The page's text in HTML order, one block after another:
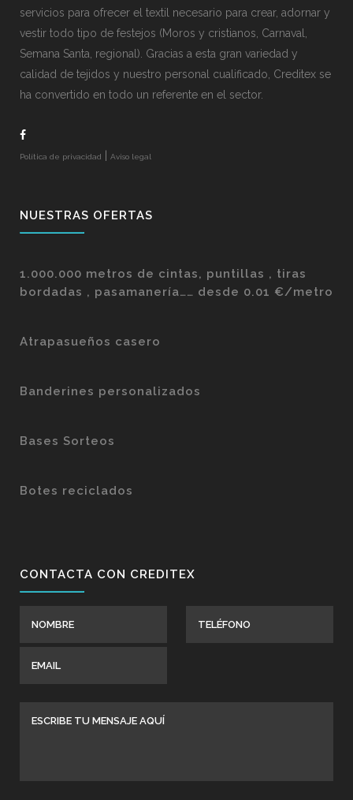
servicios para ofrecer el textil necesario para crear, adornar y
vestir todo tipo de festejos (Moros y cristianos, Carnaval,
Semana Santa, regional). Gracias a esta gran variedad y
calidad de tejidos y nuestro personal cualificado, Creditex se
ha convertido en todo un referente en el sector.
Política de privacidad Aviso legal
NUESTRAS OFERTAS
1.000.000 metros de cintas, puntillas , tiras
bordadas , pasamanería…… desde 0.01 €/metro
Atrapasueños casero
Banderines personalizados
Bases Sorteos
Botes reciclados
CONTACTA CON CREDITEX